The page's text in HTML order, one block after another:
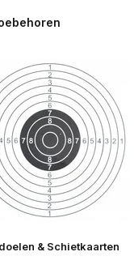
& Schietkaarten